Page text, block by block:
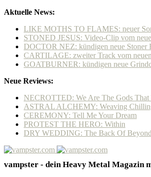
Aktuelle News:
LIKE MOTHS TO FLAMES: neuer
STONED JESUS: Video-Clip vom
DOCTOR NEZ: kündigen neue Stoner
CARTILAGE: zweiter Track vom
GOATBURNER: kündigen neue
Neue Reviews:
NECROTTED: We Are The Gods That
ASTRAL ALCHEMY: Weaving
CEREMONY: Tell Me Your Dream
PROTEST THE HERO: Within
DRY WEDDING: The Back Of Beyond
vampster - dein Heavy Metal Magazin